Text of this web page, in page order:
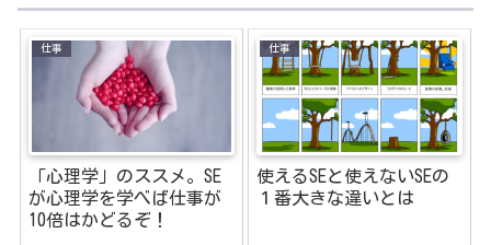
仕事
「心理学」のススメ。SE
が心理学を学べば仕事が
10倍はかどるぞ！
仕事
使えるSEと使えないSEの
１番大きな違いとは